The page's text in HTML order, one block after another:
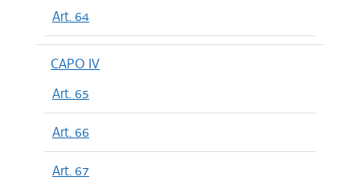
Art. 64
CAPO IV
Art. 65
Art. 66
Art. 67